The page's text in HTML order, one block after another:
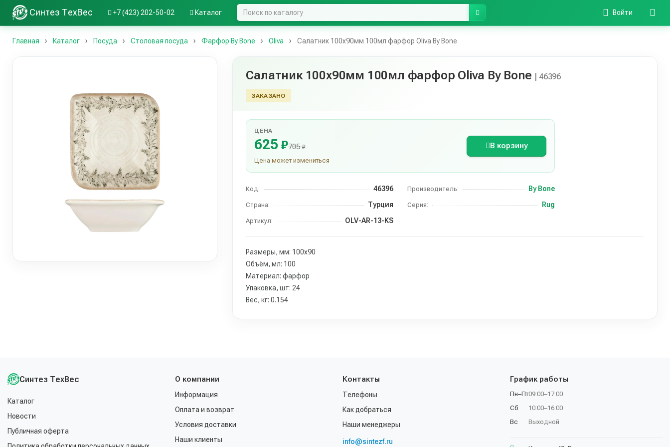
Синтез ТехВес +7 (423) 202-50-02 Каталог Войти
Главная Каталог Посуда Столовая посуда Фарфор By Bone Oliva Салатник 100х90мм 100мл фарфор Oliva By Bone
Салатник 100х90мм 100мл фарфор Oliva By Bone | 46396
ЗАКАЗАНО
ЦЕНА
625₽705₽
Цена может измениться
В корзину
Код: 46396 Производитель: By Bone
Страна: Турция Серия: Rug
Артикул: OLV-AR-13-KS
Размеры, мм: 100х90
Объём, мл: 100
Материал: фарфор
Упаковка, шт: 24
Вес, кг: 0.154
Синтез ТехВес
Каталог
Новости
Публичная оферта
О компании
Информация
Оплата и возврат
Условия доставки
Наши клиенты
Контакты
Телефоны
Как добраться
Наши менеджеры
info@sintezf.ru
График работы
Пн–Пт
Сб
Вс
09:00–17:00
10:00–16:00
Выходной